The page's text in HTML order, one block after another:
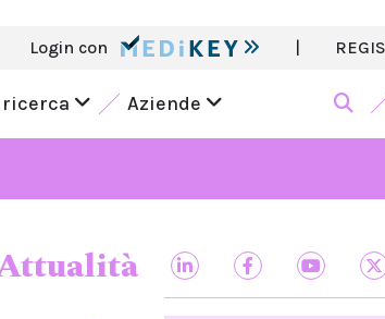
Login con |
ricerca Aziende